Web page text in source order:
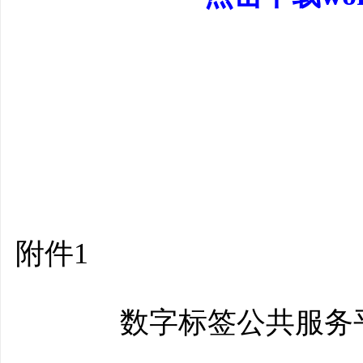
附件1
数字标签公共服